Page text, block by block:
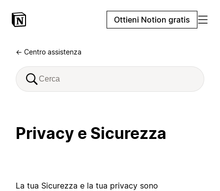
Ottieni Notion gratis
← Centro assistenza
Privacy e Sicurezza
La tua Sicurezza e la tua privacy sono